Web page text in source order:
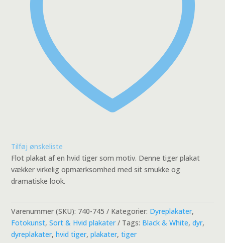
Tilføj ønskeliste
Flot plakat af en hvid tiger som motiv. Denne tiger plakat
vækker virkelig opmærksomhed med sit smukke og
dramatiske look.
Varenummer (SKU): 740-745 Kategorier: Dyreplakater,
Fotokunst,Sort & Hvid plakater Tags: Black & White,dyr,
dyreplakater,hvid tiger,plakater,tiger